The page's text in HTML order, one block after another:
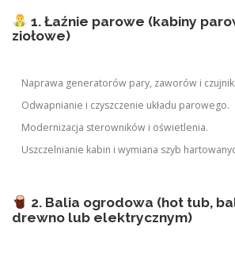
1. Łaźnie parowe (kabiny
ziołowe)
Naprawa generatorów pary, zaworów i
Odwapnianie i czyszczenie układu parowego.
Modernizacja sterowników i oświetlenia.
Uszczelnianie kabin i wymiana szyb
2. Balia ogrodowa (hot tub,
drewno lub elektrycznym)